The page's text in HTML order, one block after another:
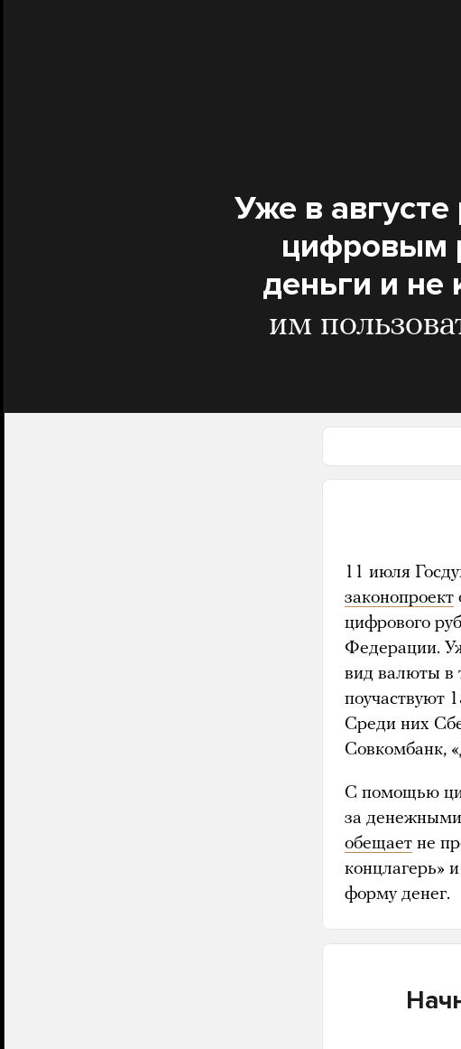
Уже в
цифровым
деньги и не
им
11 июля
законопроект
цифрового
Федерации.
вид валюты в
поучаствуют
Среди них
Совкомбанк,
С помощью
за денежными
обещает не
концлагерь»
форму денег.